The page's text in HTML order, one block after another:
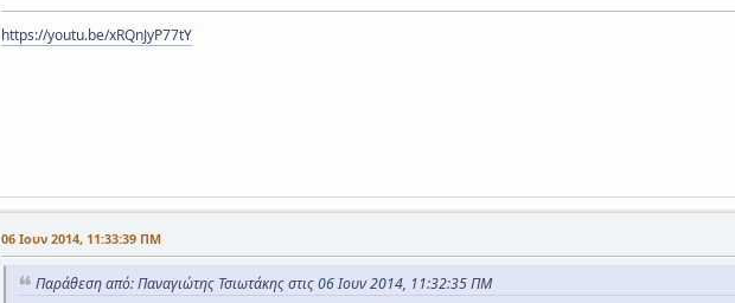
https://youtu.be/xRQnJyP77tY
06 Ιουν 2014, 11:33:39 ΠΜ
Παράθεση από: Παναγιώτης Τσιωτάκης στις 06 Ιουν 2014, 11:32:35 ΠΜ